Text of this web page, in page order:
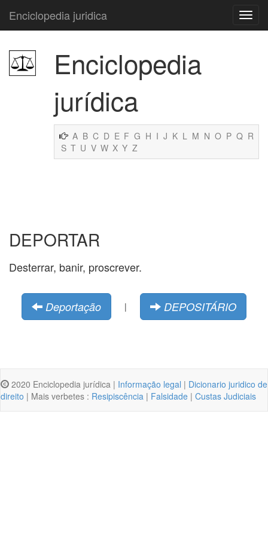
Enciclopedia juridica
Enciclopedia
jurídica
A B C D E F G H I J K L M N O P Q R
S T U V W X Y Z
DEPORTAR
Desterrar, banir, proscrever.
Deportação | DEPOSITÁRIO
2020 Enciclopedia jurídica | Informação legal | Dicionario juridico de
direito | Mais verbetes : Resipiscência | Falsidade | Custas Judiciais